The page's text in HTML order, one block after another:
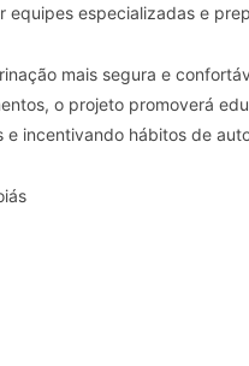
equipes especializadas e
mais segura e
o projeto promoverá
incentivando hábitos de